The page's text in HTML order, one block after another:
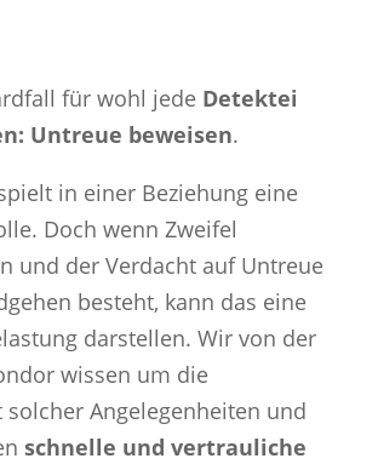
für wohl jede Detektei
Untreue beweisen.
in einer Beziehung eine
Doch wenn Zweifel
und der Verdacht auf Untreue
besteht, kann das eine
darstellen. Wir von der
wissen um die
solcher Angelegenheiten und
schnelle und vertrauliche